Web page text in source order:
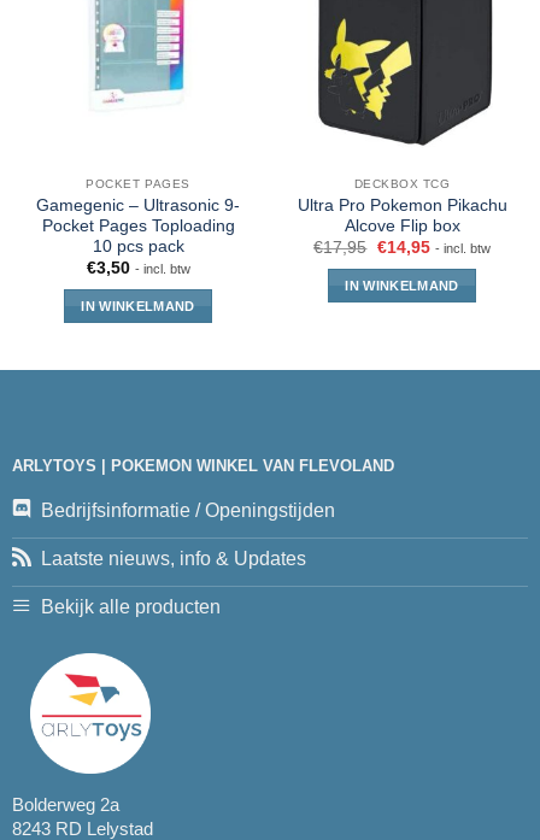
POCKET PAGES
Gamegenic – Ultrasonic 9-
Pocket Pages Toploading
10 pcs pack
€3,50 - incl. btw
IN WINKELMAND
DECKBOX TCG
Ultra Pro Pokemon Pikachu
Alcove Flip box
€17,95 €14,95 - incl. btw
IN WINKELMAND
ARLYTOYS | POKEMON WINKEL VAN FLEVOLAND
Bedrijfsinformatie / Openingstijden
Laatste nieuws, info & Updates
Bekijk alle producten
Bolderweg 2a
8243 RD Lelystad